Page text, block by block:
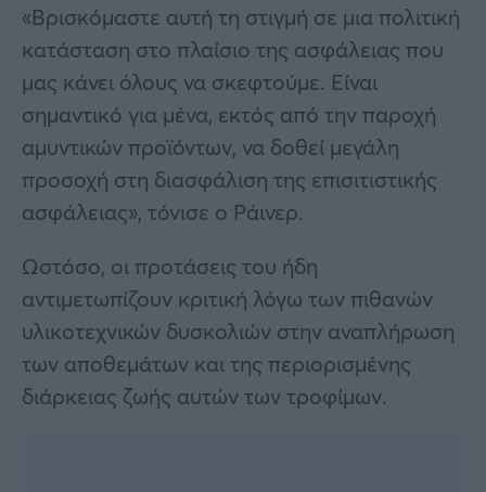
«Βρισκόμαστε αυτή τη στιγμή σε μια πολιτική
κατάσταση στο πλαίσιο της ασφάλειας που
μας κάνει όλους να σκεφτούμε. Είναι
σημαντικό για μένα, εκτός από την παροχή
αμυντικών προϊόντων, να δοθεί μεγάλη
προσοχή στη διασφάλιση της επισιτιστικής
ασφάλειας», τόνισε ο Ράινερ.
Ωστόσο, οι προτάσεις του ήδη
αντιμετωπίζουν κριτική λόγω των πιθανών
υλικοτεχνικών δυσκολιών στην αναπλήρωση
των αποθεμάτων και της περιορισμένης
διάρκειας ζωής αυτών των τροφίμων.